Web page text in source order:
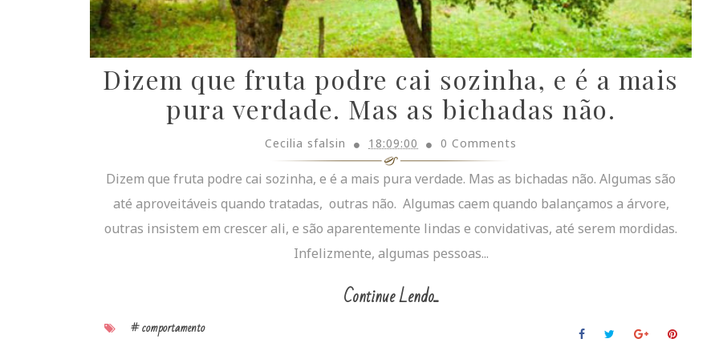
Dizem que fruta podre cai sozinha, e é a mais
pura verdade. Mas as bichadas não.
Cecilia sfalsin 18:09:00 0 Comments
Dizem que fruta podre cai sozinha, e é a mais pura verdade. Mas as bichadas não. Algumas são
até aproveitáveis quando tratadas, outras não. Algumas caem quando balançamos a árvore,
outras insistem em crescer ali, e são aparentemente lindas e convidativas, até serem mordidas.
Infelizmente, algumas pessoas...
Continue Lendo...
# comportamento